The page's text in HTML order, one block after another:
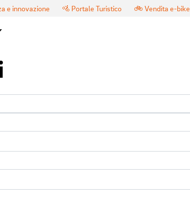
e innovazione 🚵 Portale Turistico 🚲 Vendita e-bike